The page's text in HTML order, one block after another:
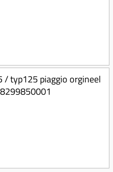
/ typ125 piaggio orgineel
8299850001